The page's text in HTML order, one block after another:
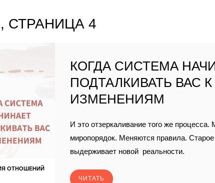
СТРАНИЦА 4
ОТНОШЕНИЙ
КОГДА СИСТЕМА
ПОДТАЛКИВАТЬ ВАС К
ИЗМЕНЕНИЯМ
И это отзеркаливание того же процесса.
миропорядок. Меняются правила.
выдерживает новой реальности.
ЧИТАТЬ